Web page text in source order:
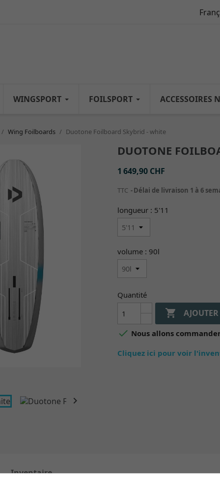
WINGSPORT FOILSPORT ACCESSOIRES
Wing Foilboards Duotone Foilboard Skybrid - white

DUOTONE
1 649,90 CHF
TTC Délai de livraison 1 à 6
longueur : 5'11
volume : 90l
Quantité

 Nous allons
Cliquez ici pour voir
Inventaire